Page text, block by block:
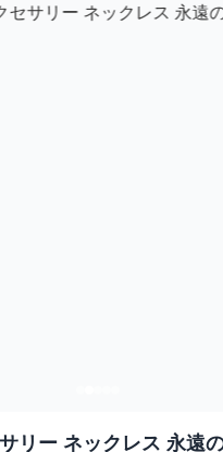
リー ネックレス 永遠